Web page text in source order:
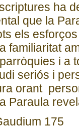
ha
que la
els
familiaritat
i a
seriós i
orant
Paraula
175